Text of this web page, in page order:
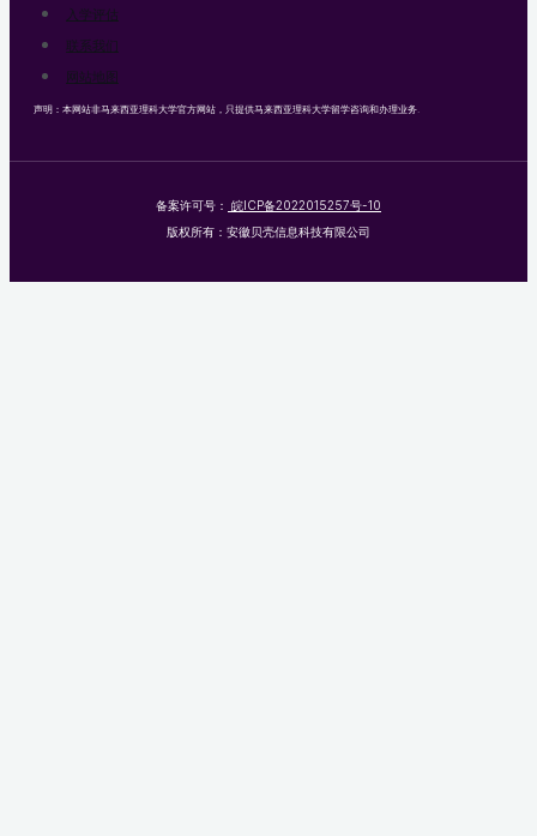
入学评估
联系我们
网站地图
声明：本网站非马来西亚理科大学官方网站，只提供马来西亚理科大学留学咨询和办理业务.
备案许可号： 皖ICP备2022015257号-10
版权所有：安徽贝壳信息科技有限公司